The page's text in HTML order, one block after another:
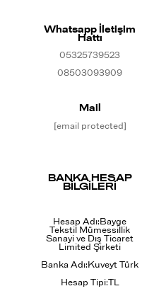
Whatsapp İletişim
Hattı
05325739523
08503093909
Mail
[email protected]
BANKA HESAP
BİLGİLERİ
Hesap Adı: Bayge
Tekstil Mümessillik
Sanayi ve Dış Ticaret
Limited Şirketi
Banka Adı: Kuveyt Türk
Hesap Tipi:TL